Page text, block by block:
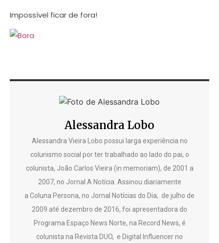
Impossível ficar de fora!
Alessandra Lobo
Alessandra Vieira Lobo possui larga experiência no
colunismo social por ter trabalhado ao lado do pai, o
colunista, João Carlos Vieira (in memoriam), de 2001 a
2007, no Jornal A Notícia. Assinou diariamente
a Coluna Persona, no Jornal Notícias do Dia, de julho de
2009 até dezembro de 2016, foi apresentadora do
Programa Espaço News Norte, na Record News, é
colunista na Revista DUO, e Digital Influencer no